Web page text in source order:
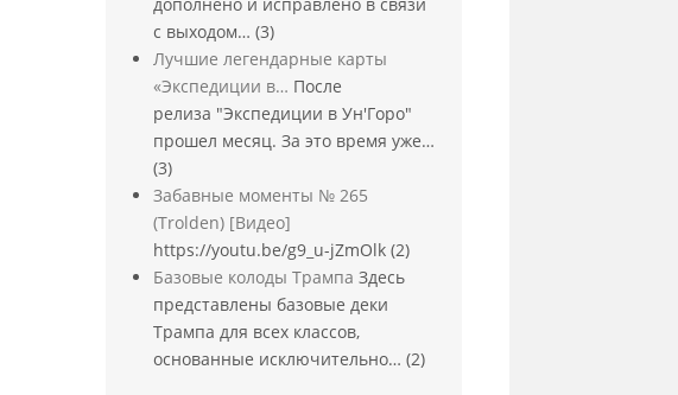
дополнено и исправлено в связи
с выходом… (3)
Лучшие легендарные карты
«Экспедиции в… После
релиза "Экспедиции в Ун'Горо"
прошел месяц. За это время уже…
(3)
Забавные моменты № 265
(Trolden) [Видео]
https://youtu.be/g9_u-jZmOlk (2)
Базовые колоды Трампа Здесь
представлены базовые деки
Трампа для всех классов,
основанные исключительно… (2)